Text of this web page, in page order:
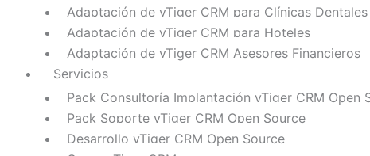
Adaptación de vTiger CRM para Clínicas Dentales
Adaptación de vTiger CRM para Hoteles
Adaptación de vTiger CRM Asesores Financieros
Servicios
Pack Consultoría Implantación vTiger CRM Open
Pack Soporte vTiger CRM Open Source
Desarrollo vTiger CRM Open Source